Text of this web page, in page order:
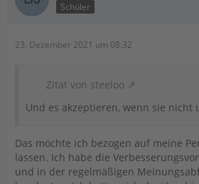
Schüler
23. Dezember 2021 um 08:32
Zitat von steeloo
Und es akzeptieren, wenn sie nicht
Das möchte ich bezogen auf meine
lassen. Ich habe die
und in der regelmäßigen